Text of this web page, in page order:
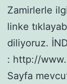
Zamirlerle
linke
diliyoruz.
: http://
Sayfa